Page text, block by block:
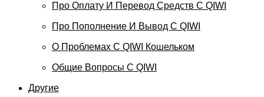
Про Оплату И Перевод Средств C QIWI
Про Пополнение И Вывод С QIWI
О Проблемах С QIWI Кошельком
Общие Вопросы С QIWI
Другие